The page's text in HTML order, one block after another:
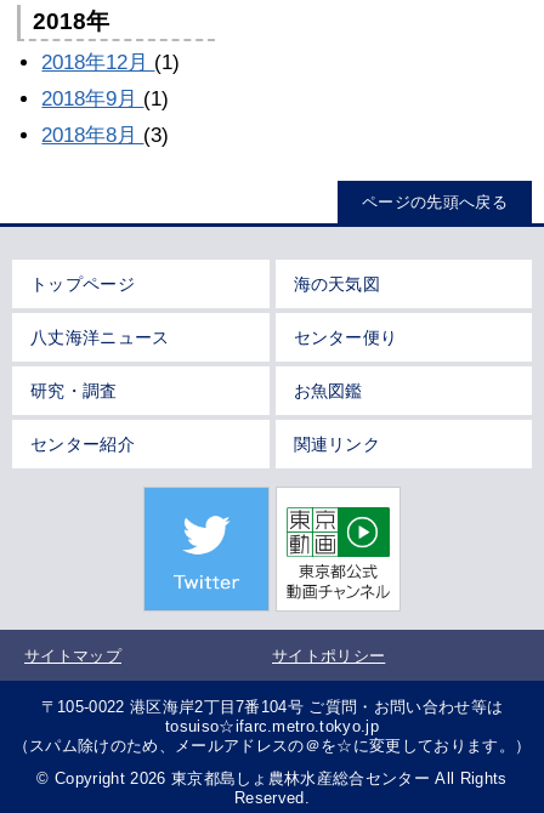
2018年
2018年12月 (1)
2018年9月 (1)
2018年8月 (3)
ページの先頭へ戻る
トップページ 海の天気図
八丈海洋ニュース センター便り
研究・調査 お魚図鑑
センター紹介 関連リンク
サイトマップ サイトポリシー
〒105-0022 港区海岸2丁目7番104号 ご質問・お問い合わせ等は
tosuiso☆ifarc.metro.tokyo.jp
（スパム除けのため、メールアドレスの＠を☆に変更しております。）
© Copyright 2026 東京都島しょ農林水産総合センター All Rights
Reserved.